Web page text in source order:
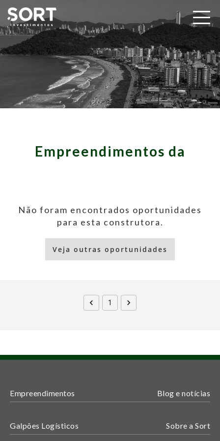
Empreendimentos da
Não foram encontrados oportunidades
para esta construtora.
Veja outras oportunidades
1
Empreendimentos Blog e notícias
Galpões Logísticos Sobre a Sort